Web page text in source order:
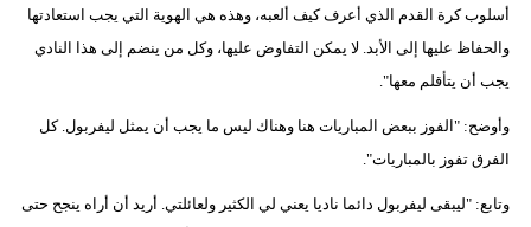
أسلوب كرة القدم الذي أعرف كيف ألعبه، وهذه هي الهوية التي يجب استعادتها
والحفاظ عليها إلى الأبد. لا يمكن التفاوض عليها، وكل من ينضم إلى هذا النادي
يجب أن يتأقلم معها".
وأوضح: "الفوز ببعض المباريات هنا وهناك ليس ما يجب أن يمثل ليفربول. كل
الفرق تفوز بالمباريات".
وتابع: "ليبقى ليفربول دائما ناديا يعني لي الكثير ولعائلتي. أريد أن أراه ينجح حتى